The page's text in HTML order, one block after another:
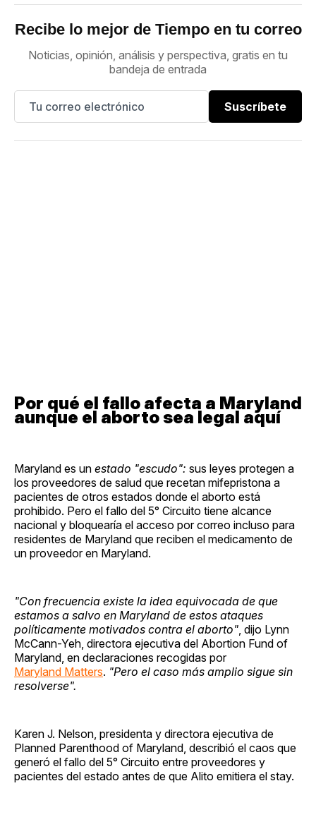
Recibe lo mejor de Tiempo en tu correo
Noticias, opinión, análisis y perspectiva, gratis en tu
bandeja de entrada
Suscríbete
Por qué el fallo afecta a Maryland
aunque el aborto sea legal aquí
Maryland es un estado "escudo": sus leyes protegen a
los proveedores de salud que recetan mifepristona a
pacientes de otros estados donde el aborto está
prohibido. Pero el fallo del 5° Circuito tiene alcance
nacional y bloquearía el acceso por correo incluso para
residentes de Maryland que reciben el medicamento de
un proveedor en Maryland.
"Con frecuencia existe la idea equivocada de que
estamos a salvo en Maryland de estos ataques
políticamente motivados contra el aborto" , dijo Lynn
McCann-Yeh, directora ejecutiva del Abortion Fund of
Maryland, en declaraciones recogidas por
Maryland Matters. "Pero el caso más amplio sigue sin
resolverse".
Karen J. Nelson, presidenta y directora ejecutiva de
Planned Parenthood of Maryland, describió el caos que
generó el fallo del 5° Circuito entre proveedores y
pacientes del estado antes de que Alito emitiera el stay.